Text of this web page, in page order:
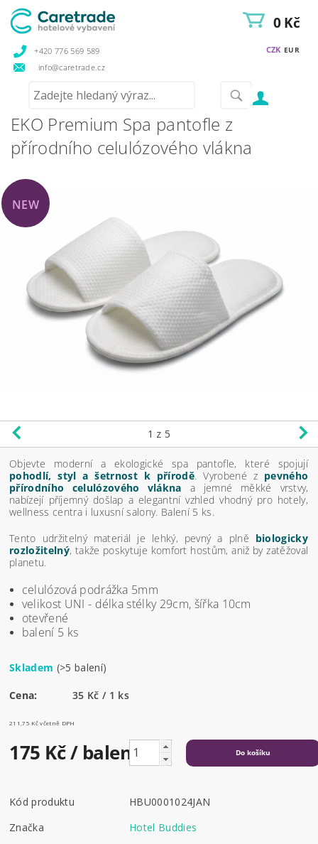
+420 776 569 589
info@caretrade.cz
CZK EUR
0 Kč
EKO Premium Spa pantofle z
přírodního celulózového vlákna
NEW
1 z 5
Objevte moderní a ekologické spa pantofle, které spojují
pohodlí, styl a šetrnost k přírodě . Vyrobené z pevného
přírodního celulózového vlákna a jemné měkké vrstvy,
nabízejí příjemný došlap a elegantní vzhled vhodný pro hotely,
wellness centra i luxusní salony. Balení 5 ks.
Tento udržitelný materiál je lehký, pevný a plně biologicky
rozložitelný, takže poskytuje komfort hostům, aniž by zatěžoval
planetu.
celulózová podrážka 5mm
velikost UNI - délka stélky 29cm, šířka 10cm
otevřené
balení 5 ks
Skladem (>5 balení)
Cena: 35 Kč / 1 ks
211,75 Kč včetně DPH
175 Kč/ balení
Kód produktu
HBU0001024JAN
Značka
Hotel Buddies